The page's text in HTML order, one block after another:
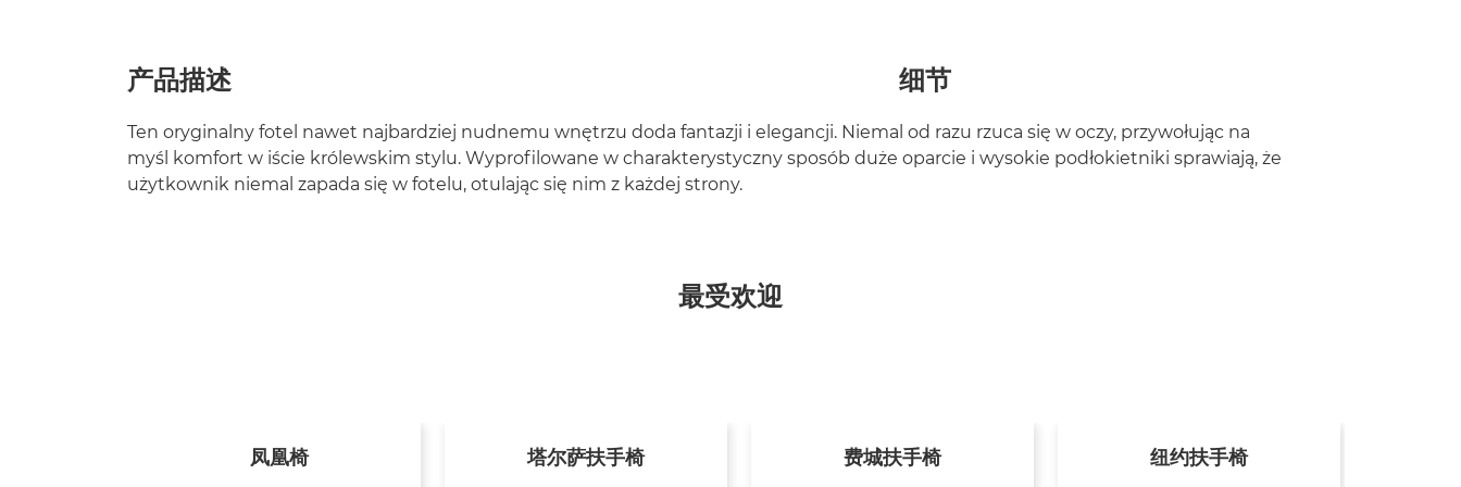
产品描述 细节
Ten oryginalny fotel nawet najbardziej nudnemu wnętrzu doda fantazji i elegancji. Niemal od razu rzuca się w oczy, przywołując na
myśl komfort w iście królewskim stylu. Wyprofilowane w charakterystyczny sposób duże oparcie i wysokie podłokietniki sprawiają, że
użytkownik niemal zapada się w fotelu, otulając się nim z każdej strony.
最受欢迎
凤凰椅 塔尔萨扶手椅 费城扶手椅 纽约扶手椅